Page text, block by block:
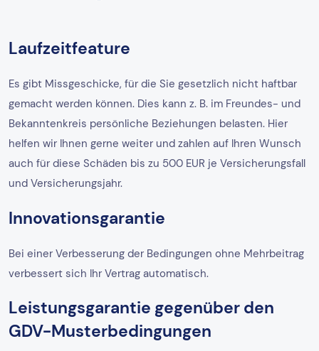
Laufzeitfeature
Es gibt Missgeschicke, für die Sie gesetzlich nicht haftbar
gemacht werden können. Dies kann z. B. im Freundes- und
Bekanntenkreis persönliche Beziehungen belasten. Hier
helfen wir Ihnen gerne weiter und zahlen auf Ihren Wunsch
auch für diese Schäden bis zu 500 EUR je Versicherungsfall
und Versicherungsjahr.
Innovationsgarantie
Bei einer Verbesserung der Bedingungen ohne Mehrbeitrag
verbessert sich Ihr Vertrag automatisch.
Leistungsgarantie gegenüber den
GDV-Musterbedingungen